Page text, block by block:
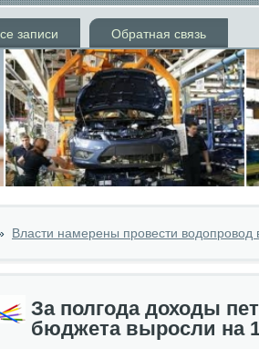
записи Обратная связь
Власти намерены провести водопровод
За полгода доходы
бюджета выросли на